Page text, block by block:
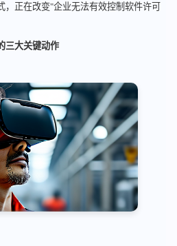
，正在改变"企业无法有效控制软件许可
三大关键动作